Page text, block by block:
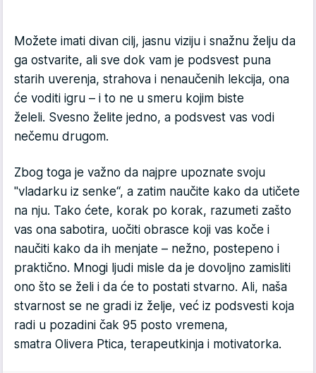
Možete imati divan cilj, jasnu viziju i snažnu želju da
ga ostvarite, ali sve dok vam je podsvest puna
starih uverenja, strahova i nenaučenih lekcija, ona
će voditi igru – i to ne u smeru kojim biste
želeli. Svesno želite jedno, a podsvest vas vodi
nečemu drugom.
Zbog toga je važno da najpre upoznate svoju
"vladarku iz senke“, a zatim naučite kako da utičete
na nju. Tako ćete, korak po korak, razumeti zašto
vas ona sabotira, uočiti obrasce koji vas koče i
naučiti kako da ih menjate – nežno, postepeno i
praktično. Mnogi ljudi misle da je dovoljno zamisliti
ono što se želi i da će to postati stvarno. Ali, naša
stvarnost se ne gradi iz želje, već iz pod­svesti koja
radi u pozadini čak 95 posto vremena,
smatra Olivera Ptica, terapeutkinja i motivatorka.